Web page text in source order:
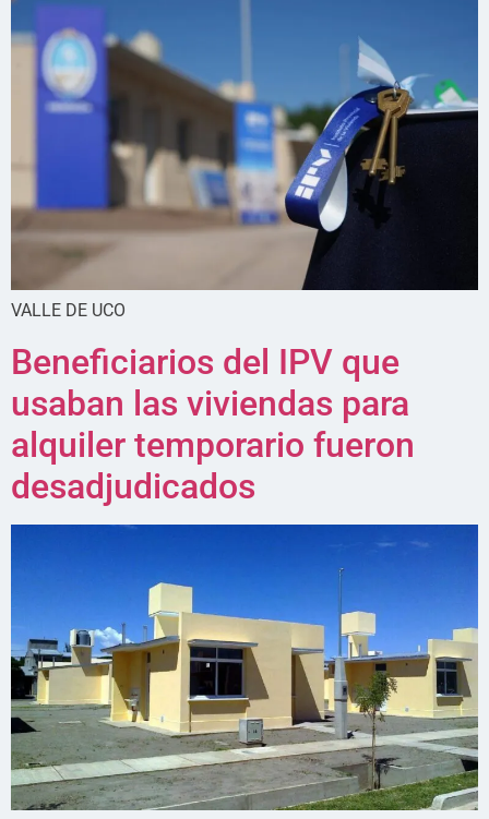
VALLE DE UCO
Beneficiarios del IPV que
usaban las viviendas para
alquiler temporario fueron
desadjudicados